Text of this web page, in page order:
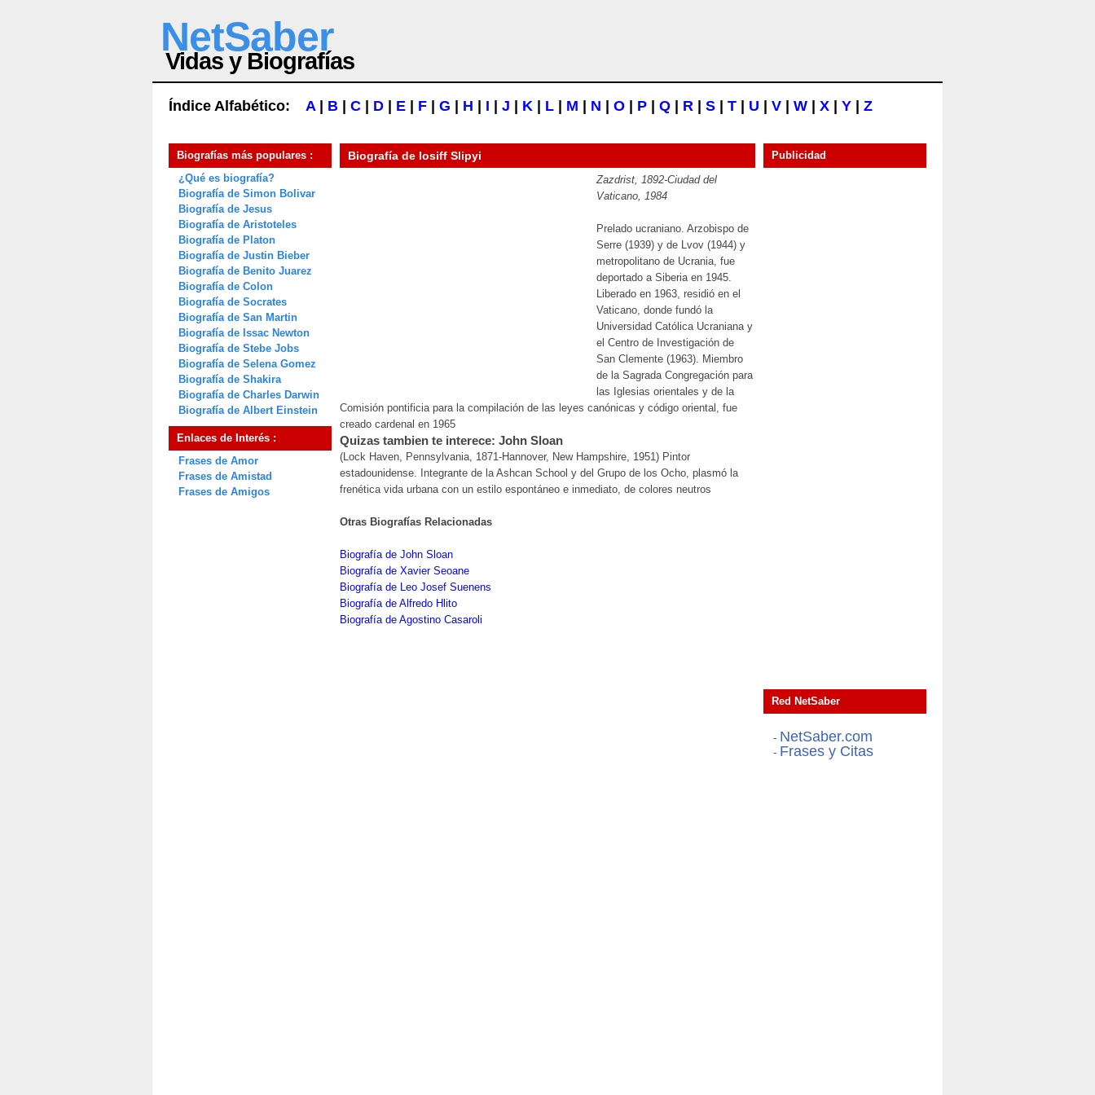
NetSaber
Vidas y Biografías
Índice Alfabético: A| B C D E F G H I J K L M N O P Q R S T U V W X Y Z
Biografías más populares :
¿Qué es biografía?
Biografía de Simon Bolivar
Biografía de Jesus
Biografía de Aristoteles
Biografía de Platon
Biografía de Justin Bieber
Biografía de Benito Juarez
Biografía de Colon
Biografía de Socrates
Biografía de San Martin
Biografía de Issac Newton
Biografía de Stebe Jobs
Biografía de Selena Gomez
Biografía de Shakira
Biografía de Charles Darwin
Biografía de Albert Einstein
Enlaces de Interés :
Frases de Amor
Frases de Amistad
Frases de Amigos
Biografía de Iosiff Slipyi
Zazdrist, 1892-Ciudad del
Vaticano, 1984
Prelado ucraniano. Arzobispo de
Serre (1939) y de Lvov (1944) y
metropolitano de Ucrania, fue
deportado a Siberia en 1945.
Liberado en 1963, residió en el
Vaticano, donde fundó la
Universidad Católica Ucraniana y
el Centro de Investigación de
San Clemente (1963). Miembro
de la Sagrada Congregación para
las Iglesias orientales y de la
Comisión pontificia para la compilación de las leyes canónicas y código oriental, fue
creado cardenal en 1965
Quizas tambien te interece: John Sloan
(Lock Haven, Pennsylvania, 1871-Hannover, New Hampshire, 1951) Pintor
estadounidense. Integrante de la Ashcan School y del Grupo de los Ocho, plasmó la
frenética vida urbana con un estilo espontáneo e inmediato, de colores neutros
Otras Biografías Relacionadas
Biografía de John Sloan
Biografía de Xavier Seoane
Biografía de Leo Josef Suenens
Biografía de Alfredo Hlito
Biografía de Agostino Casaroli
Publicidad
Red NetSaber
- NetSaber.com
- Frases y Citas